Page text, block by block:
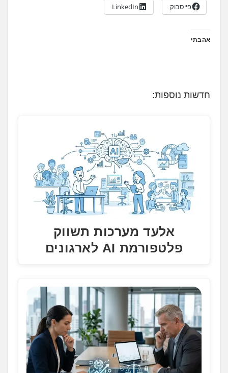
פייסבוק LinkedIn
אהבתי
חדשות נוספות:
אלעד מערכות תשווק
פלטפורמת AI לארגונים